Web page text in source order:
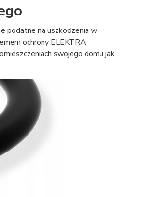
podatne na uszkodzenia w
ochrony ELEKTRA
swojego domu jak